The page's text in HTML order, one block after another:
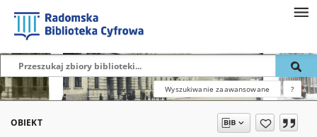
Wyszukiwanie zaawansowane ?
OBIEKT